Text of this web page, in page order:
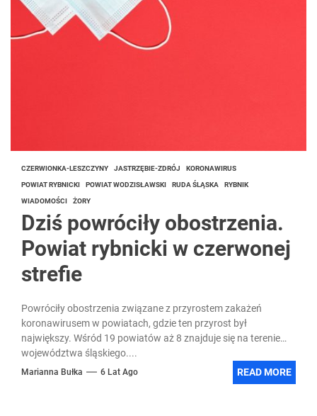
CZERWIONKA-LESZCZYNY JASTRZĘBIE-ZDRÓJ KORONAWIRUS
POWIAT RYBNICKI POWIAT WODZISŁAWSKI RUDA ŚLĄSKA RYBNIK
WIADOMOŚCI ŻORY
Dziś powróciły obostrzenia.
Powiat rybnicki w czerwonej
strefie
Powróciły obostrzenia związane z przyrostem zakażeń
koronawirusem w powiatach, gdzie ten przyrost był
największy. Wśród 19 powiatów aż 8 znajduje się na terenie
województwa śląskiego....
Marianna Bułka 6 Lat Ago READ MORE